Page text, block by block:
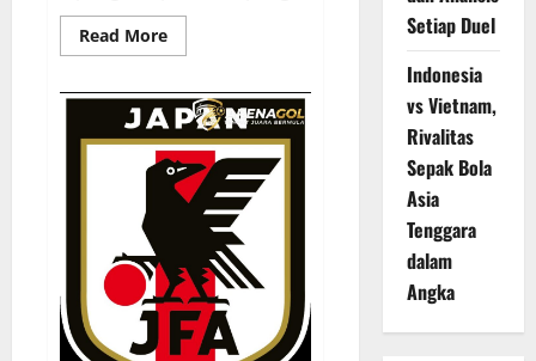
Read MoreRead
more
Moriyasu,
Menatap
Asa
Piala
Dunia
Berikutnya,
Bisakah
Jepang
Mengukir
Sejarah
Lebih
Jauh?!
Setiap Duel
Indonesia
vs Vietnam,
Rivalitas
Sepak Bola
Asia
Tenggara
dalam
Angka